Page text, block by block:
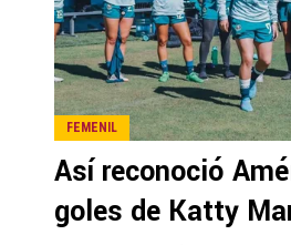
FEMENIL
Así reconoció
goles de Katty